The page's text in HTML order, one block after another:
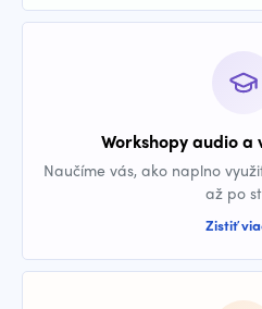
Workshopy audio
Naučíme vás, ako naplno
až po
Zistiť